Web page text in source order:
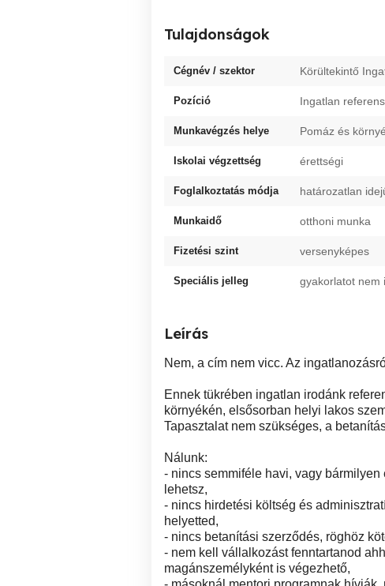
Tulajdonságok
Cégnév / szektor Körültekintő
Pozíció Ingatlan referens
Munkavégzés helye Pomáz és
Iskolai végzettség érettségi
Foglalkoztatás módja határozatlan
Munkaidő otthoni munka
Fizetési szint versenyképes
Speciális jelleg gyakorlatot nem
Leírás
Nem, a cím nem vicc. Az
Ennek tükrében ingatlan irodánk
környékén, elsősorban helyi lakos
Tapasztalat nem szükséges, a
Nálunk:
- nincs semmiféle havi, vagy
lehetsz,
- nincs hirdetési költség és
helyetted,
- nincs betanítási szerződés, röghöz
- nem kell vállalkozást fenntartanod
magánszemélyként is végezhető,